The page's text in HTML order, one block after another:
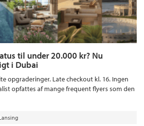
til under 20.000 kr? Nu
i Dubai
opgraderinger. Late checkout kl. 16. Ingen
opfattes af mange frequent flyers som den